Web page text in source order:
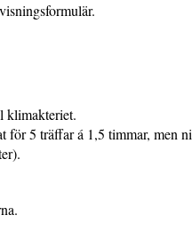
klimakteriet.
för 5 träffar á 1,5 timmar, men ni